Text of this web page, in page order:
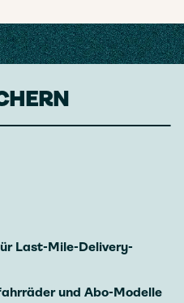
Last-Mile-Delivery-
und Abo-Modelle